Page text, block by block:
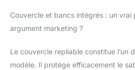
grands
sable
solidité
Couvercle et bancs intégrés : un vrai
argument marketing ?
Le couvercle repliable constitue l’un
modèle. Il protège efficacement le